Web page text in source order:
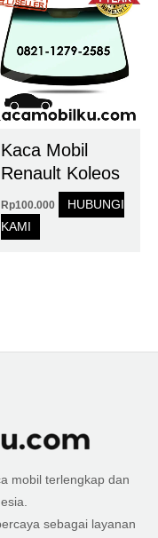
Kaca Mobil
Renault Koleos
Rp100.000
HUBUNGI
KAMI
mobil terlengkap dan
sebagai layanan